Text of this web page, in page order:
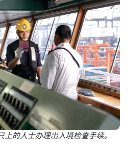
的人士办理出入境检查手续。